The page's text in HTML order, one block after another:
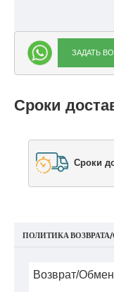
ЗАДАТЬ
Сроки
Сроки
ПОЛИТИКА
Возврат/